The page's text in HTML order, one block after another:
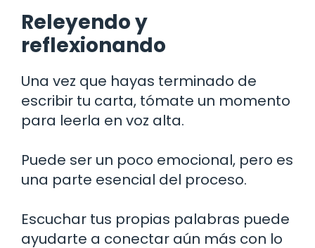
Releyendo y
reflexionando
Una vez que hayas terminado de
escribir tu carta, tómate un momento
para leerla en voz alta.
Puede ser un poco emocional, pero es
una parte esencial del proceso.
Escuchar tus propias palabras puede
ayudarte a conectar aún más con lo